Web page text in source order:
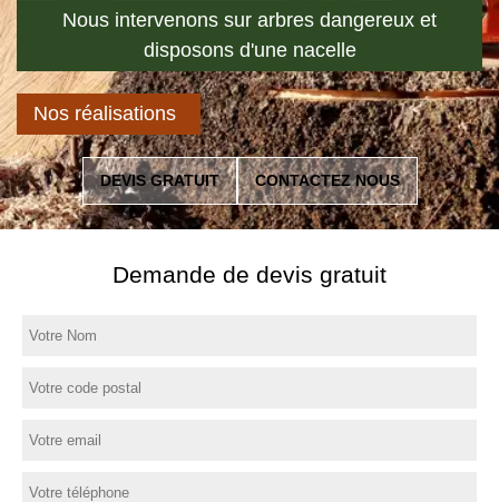
Nous intervenons sur arbres dangereux et
disposons d'une nacelle
Nos réalisations
DEVIS GRATUIT CONTACTEZ NOUS
Demande de devis gratuit